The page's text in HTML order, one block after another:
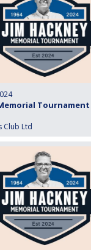
Tournament
Club Ltd